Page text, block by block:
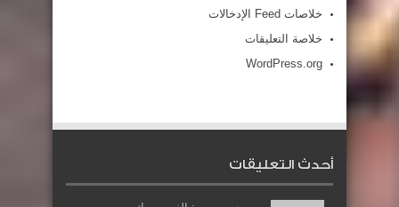
خلاصات Feed الإدخالات
خلاصة التعليقات
WordPress.org
أحدث التعليقات